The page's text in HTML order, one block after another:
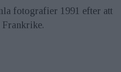
fotografier 1991 efter att